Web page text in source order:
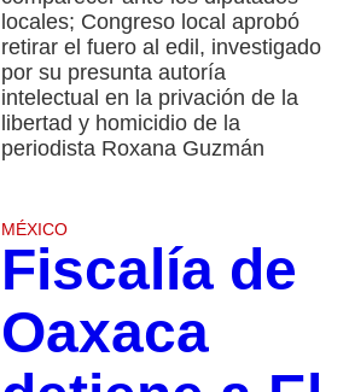
locales; Congreso local aprobó
retirar el fuero al edil, investigado
por su presunta autoría
intelectual en la privación de la
libertad y homicidio de la
periodista Roxana Guzmán
MÉXICO
Fiscalía de
Oaxaca